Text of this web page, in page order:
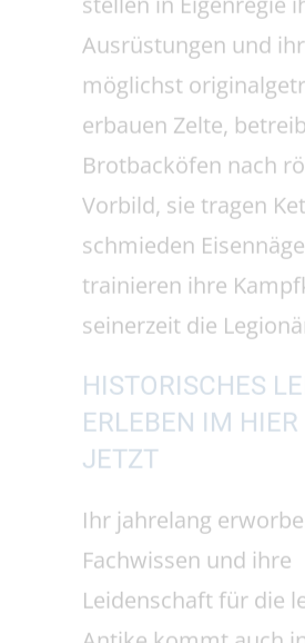
schmieden
trainieren ihre
seinerzeit die
HISTORISCHES
ERLEBEN IM
JETZT
Ihr jahrelang
Fachwissen und ihre
Leidenschaft für die
Antike kommt auch
„Habitus“ der
in vielerlei Hinsicht
auf: Sie
Schmiede, Schuster,